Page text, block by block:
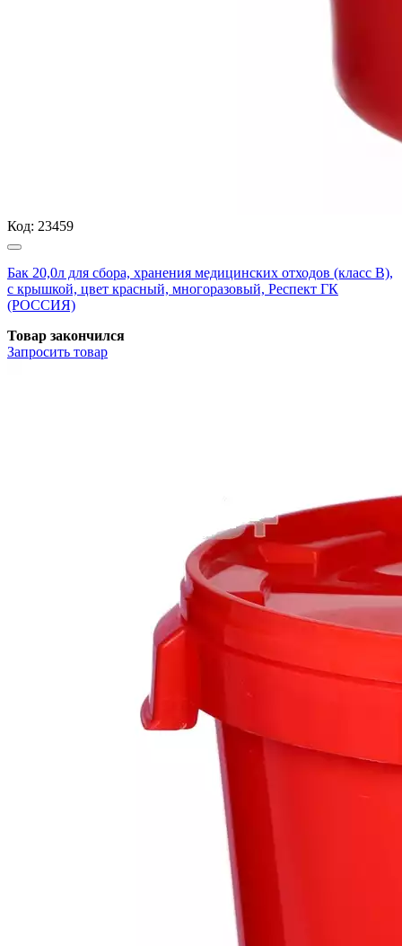
Код: 23459
Бак 20,0л для сбора, хранения медицинских отходов (класс В),
с крышкой, цвет красный, многоразовый, Респект ГК
(РОССИЯ)
Товар закончился
Запросить товар